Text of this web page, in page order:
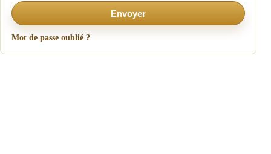
Envoyer
Mot de passe oublié ?